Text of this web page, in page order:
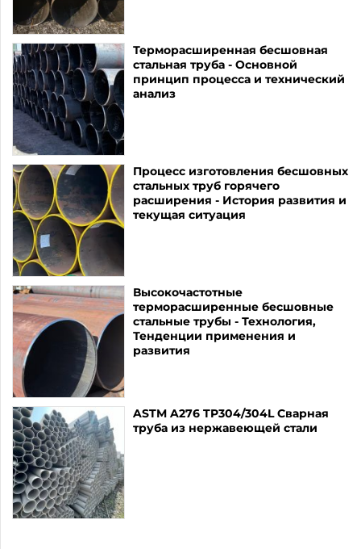
Терморасширенная бесшовная
стальная труба - Основной
принцип процесса и технический
анализ
Процесс изготовления бесшовных
стальных труб горячего
расширения - История развития и
текущая ситуация
Высокочастотные
терморасширенные бесшовные
стальные трубы - Технология,
Тенденции применения и
развития
ASTM A276 TP304/304L Сварная
труба из нержавеющей стали